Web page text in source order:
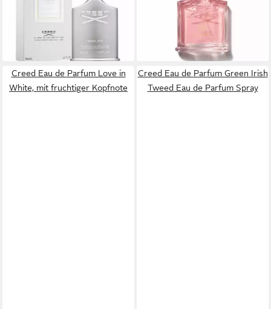
lieferbar - in 2-3 Werktagen bei dir
284,19 € UVP299,95 €
(3.789,20 €/ 1 l)
lieferbar - in 2-3 Werktagen bei dir
Creed Eau de Parfum Love in
White, mit fruchtiger Kopfnote
Creed Eau de Parfum Green Irish
Tweed Eau de Parfum Spray